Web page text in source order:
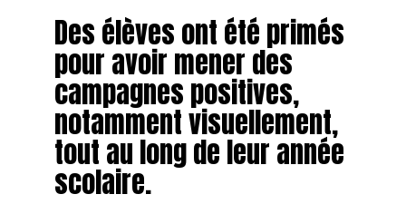
Des élèves ont été primés
pour avoir mener des
campagnes positives,
notamment visuellement,
tout au long de leur année
scolaire.